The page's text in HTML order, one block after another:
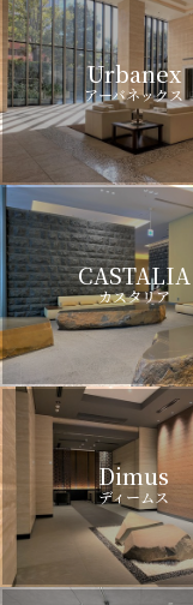
Urbanex
アーバネックス
CASTALIA
カスタリア
Dimus
ディームス